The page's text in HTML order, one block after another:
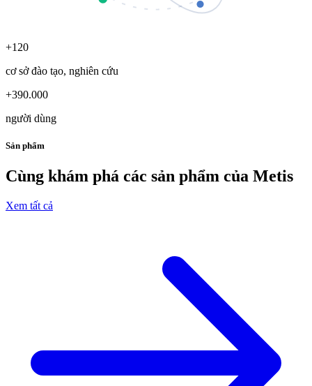
+120
cơ sở đào tạo, nghiên cứu
+390.000
người dùng
Sản phẩm
Cùng khám phá các sản phẩm của Metis
Xem tất cả